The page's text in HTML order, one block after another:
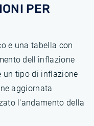
PER
e una tabella con
dell'inflazione
un tipo di inflazione
aggiornata
l'andamento della